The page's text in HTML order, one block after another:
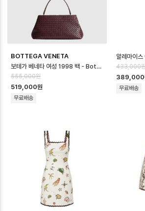
BOTTEGA VENETA
보테가 베네타 여성 1998 백 - Bottega veneta Womens 1998 Bag…
555,000원
519,000원
무료배송
433,000
389,000
무료배송